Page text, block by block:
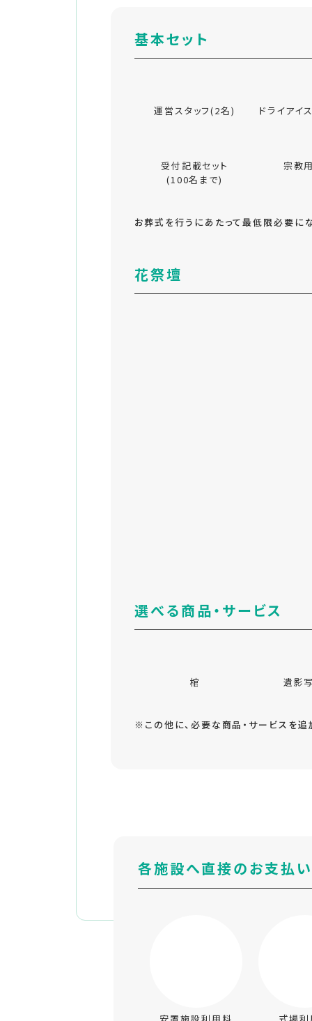
基本セット
運営スタッフ(2名) ドライアイ
受付記載セット
(100名まで)
宗教
お葬式を行うにあたって最低限必要に
花祭壇
選べる商品・サービス
棺 遺影
※この他に、必要な商品・サービスを追
各施設へ直接のお支払い